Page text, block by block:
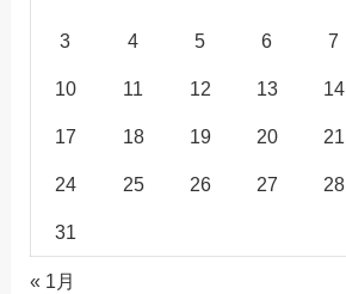
3 4 5 6 7
10 11 12 13 14
17 18 19 20 21
24 25 26 27 28
31
« 1月